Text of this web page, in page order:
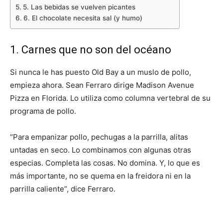
5. Las bebidas se vuelven picantes
6. El chocolate necesita sal (y humo)
1. Carnes que no son del océano
Si nunca le has puesto Old Bay a un muslo de pollo,
empieza ahora. Sean Ferraro dirige Madison Avenue
Pizza en Florida. Lo utiliza como columna vertebral de su
programa de pollo.
“Para empanizar pollo, pechugas a la parrilla, alitas
untadas en seco. Lo combinamos con algunas otras
especias. Completa las cosas. No domina. Y, lo que es
más importante, no se quema en la freidora ni en la
parrilla caliente”, dice Ferraro.